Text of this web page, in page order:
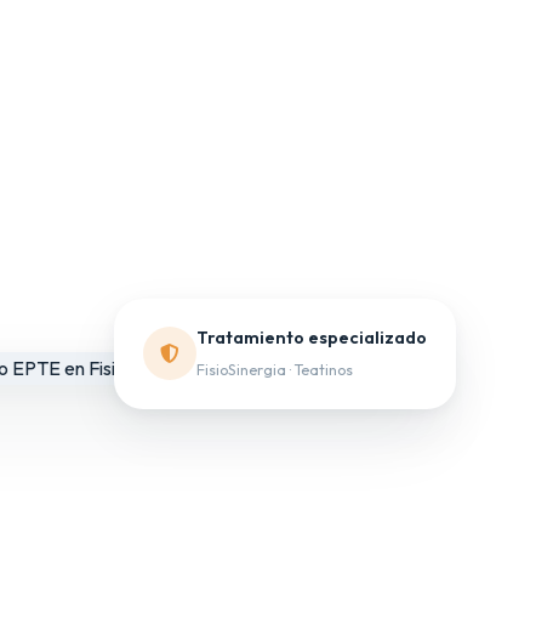
Tratamiento especializado
FisioSinergia · Teatinos